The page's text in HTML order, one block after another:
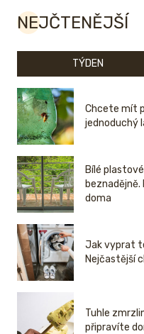
NEJČTENĚJŠÍ
TÝDEN
Chcete mít
jednoduchý
Bílé
doma
Jak vyprat
Nejčastější
Tuhle
připravíte